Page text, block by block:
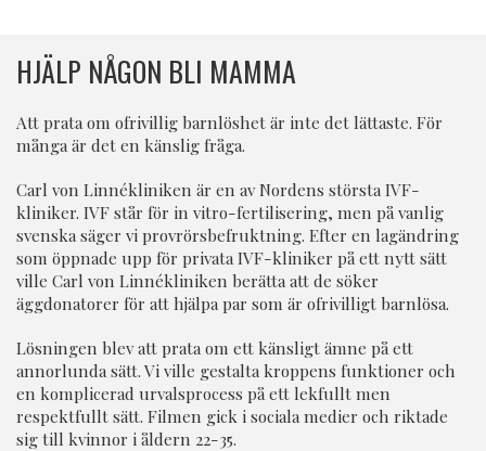
HJÄLP NÅGON BLI MAMMA
Att prata om ofrivillig barnlöshet är inte det lättaste. För
många är det en känslig fråga.
Carl von Linnékliniken är en av Nordens största IVF-
kliniker. IVF står för in vitro-fertilisering, men på vanlig
svenska säger vi provrörsbefruktning. Efter en lagändring
som öppnade upp för privata IVF-kliniker på ett nytt sätt
ville Carl von Linnékliniken berätta att de söker
äggdonatorer för att hjälpa par som är ofrivilligt barnlösa.
Lösningen blev att prata om ett känsligt ämne på ett
annorlunda sätt. Vi ville gestalta kroppens funktioner och
en komplicerad urvalsprocess på ett lekfullt men
respektfullt sätt. Filmen gick i sociala medier och riktade
sig till kvinnor i åldern 22-35.